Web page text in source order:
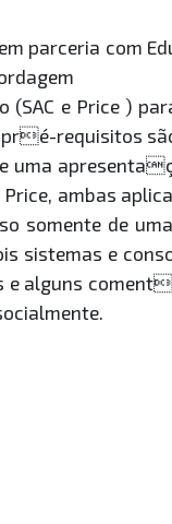
parceria com
(SAC e Price )
requisitos
uma
Price, ambas
somente de
sistemas e
e alguns